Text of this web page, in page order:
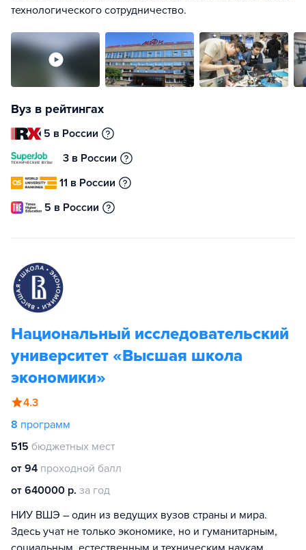
технологического сотрудничество.
Вуз в рейтингах
5 в России
3 в России
11 в России
5 в России
Национальный исследовательский
университет «Высшая школа
экономики»
4.3
8 программ
515 бюджетных мест
от 94 проходной балл
от 640000 р. за год
НИУ ВШЭ – один из ведущих вузов страны и мира.
Здесь учат не только экономике, но и гуманитарным,